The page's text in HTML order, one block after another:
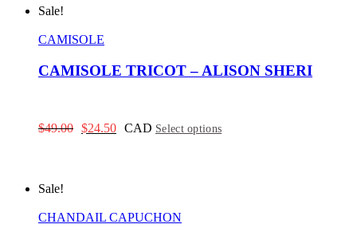
Sale!
CAMISOLE
CAMISOLE TRICOT – ALISON SHERI
$49.00 Original
$24.50 Current
CAD Select options
Sale!
CHANDAIL CAPUCHON